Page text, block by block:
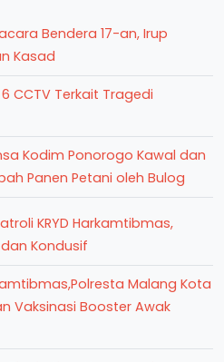
Bendera 17-an, Irup
Kasad
CCTV Terkait Tragedi
Kodim Ponorogo Kawal dan
Panen Petani oleh Bulog
KRYD Harkamtibmas,
Kondusif
Malang Kota
Vaksinasi Booster Awak